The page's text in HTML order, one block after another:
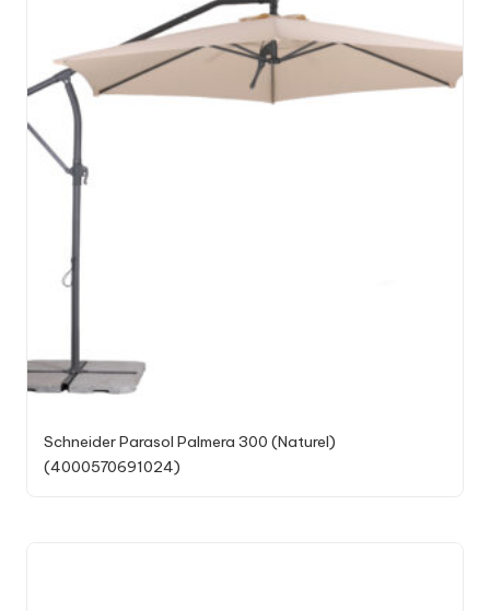
Schneider Parasol Palmera 300 (Naturel)
(4000570691024)